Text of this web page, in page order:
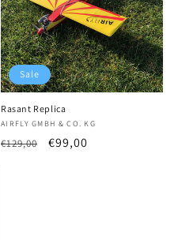
Sale
Rasant Replica
Anbieter:
AIRFLY GMBH & CO. KG
Normaler
€129,00 Verkaufspreis
€99,00